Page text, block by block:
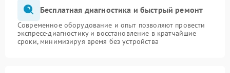
Бесплатная диагностика и быстрый ремонт
Современное оборудование и опыт позволяют провести
экспресс-диагностику и восстановление в кратчайшие
сроки, минимизируя время без устройства